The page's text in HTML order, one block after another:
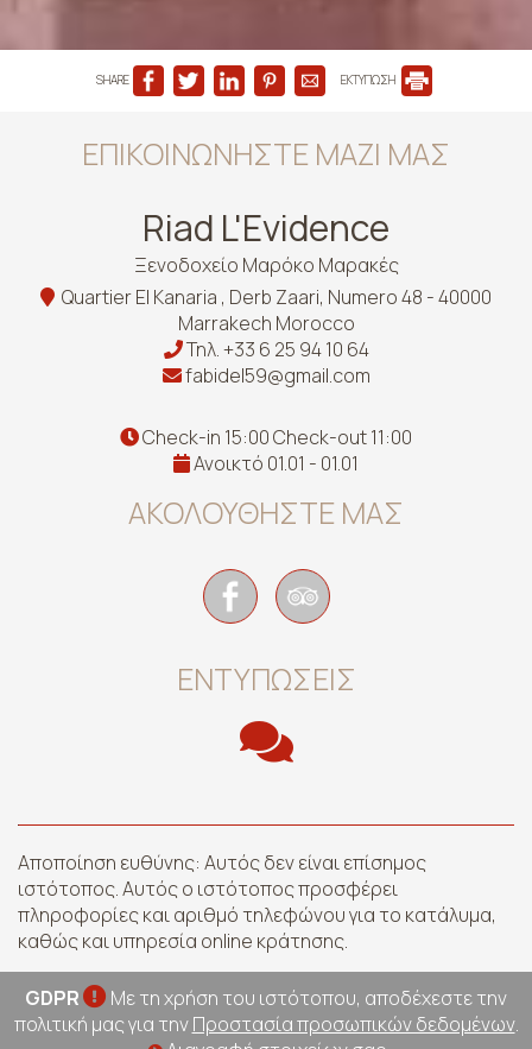
SHARE ΕΚΤΥΠΩΣΗ
ΕΠΙΚΟΙΝΩΝΉΣΤΕ ΜΑΖΊ ΜΑΣ
Riad L'Evidence
Ξενοδοχείο Μαρόκο Μαρακές
Quartier El Kanaria , Derb Zaari, Numero 48 - 40000
Marrakech Morocco
Τηλ.+33 6 25 94 10 64
fabidel59@gmail.com
Check-in 15:00 Check-out 11:00
Ανοικτό 01.01 - 01.01
ΑΚΟΛΟΥΘΉΣΤΕ ΜΑΣ
ΕΝΤΥΠΏΣΕΙΣ
Αποποίηση ευθύνης: Αυτός δεν είναι επίσημος
ιστότοπος. Αυτός ο ιστότοπος προσφέρει
πληροφορίες και αριθμό τηλεφώνου για το κατάλυμα,
καθώς και υπηρεσία online κράτησης.
GDPR
Με τη χρήση του ιστότοπου, αποδέχεστε την
πολιτική μας για τηνΠροστασία προσωπικών δεδομένων.